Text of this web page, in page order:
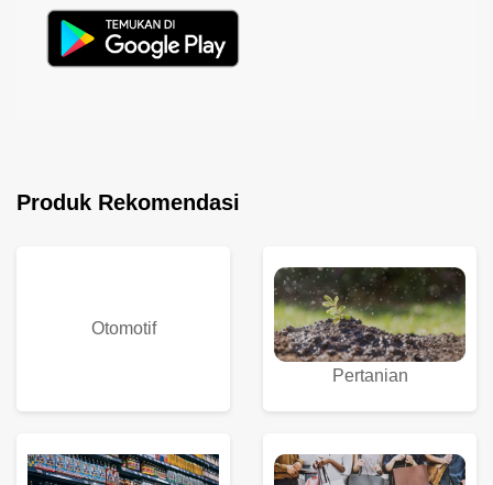
Produk Rekomendasi
Otomotif
Pertanian